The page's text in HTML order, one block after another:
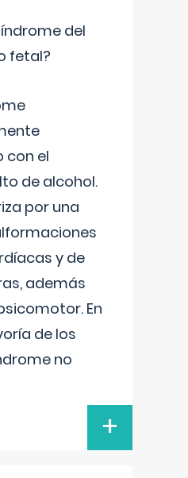
del
fetal?
con el
de alcohol.
por una
y de
además
En
de los
no
+